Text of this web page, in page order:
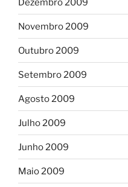
Dezembro 2009
Novembro 2009
Outubro 2009
Setembro 2009
Agosto 2009
Julho 2009
Junho 2009
Maio 2009